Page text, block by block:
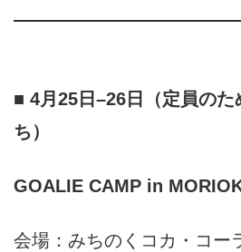
■ 4月25日–26日（定員の
ち）
GOALIE CAMP in
会場：みちのくコカ・コー